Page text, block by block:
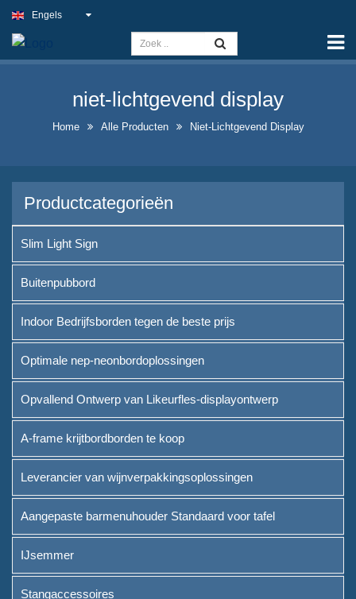
Capaciteit
Slim Light Sign
Buitenpubbord
Optimale nep-
neonbordoplossingen
Opvallend Ontwerp van
A-frame krijtbordborden te
wijnverpakkingsoplossingen
Aangepaste barmenuhouder
Standaard voor tafel
IJsemmer
Stangaccessoires
Engels
niet-lichtgevend display
Home Alle Producten Niet-Lichtgevend Display
Productcategorieën
Slim Light Sign
Buitenpubbord
Indoor Bedrijfsborden tegen de beste prijs
Optimale nep-neonbordoplossingen
Opvallend Ontwerp van Likeurfles-displayontwerp
A-frame krijtbordborden te koop
Leverancier van wijnverpakkingsoplossingen
Aangepaste barmenuhouder Standaard voor tafel
IJsemmer
Stangaccessoires